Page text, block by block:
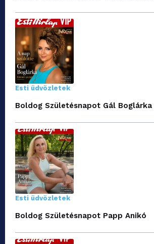
Esti üdvözletek
Boldog Születésnapot Gál Boglárka
Esti üdvözletek
Boldog Születésnapot Papp Anikó